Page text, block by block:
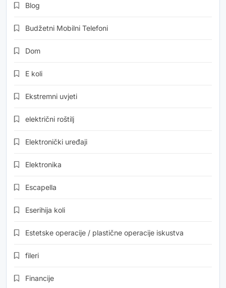
Blog
Budžetni Mobilni Telefoni
Dom
E koli
Ekstremni uvjeti
električni roštilj
Elektronički uređaji
Elektronika
Escapella
Eserihija koli
Estetske operacije / plastične operacije iskustva
fileri
Financije